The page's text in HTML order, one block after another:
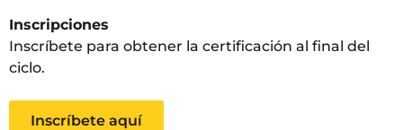
Inscripciones
Inscríbete para obtener la certificación al final del
ciclo.
Inscríbete aquí